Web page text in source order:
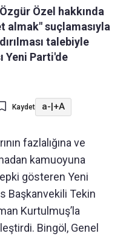
Özel hakkında
almak" suçlamasıyla
talebiyle
Yeni Parti'de
Kaydet a-|+A
fazlalığına ve
kamuoyuna
gösteren Yeni
Başkanvekili Tekin
Kurtulmuş’la
Bingöl, Genel